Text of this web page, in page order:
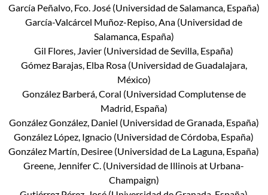
García Peñalvo, Fco. José (Universidad de Salamanca, España)
García-Valcárcel Muñoz-Repiso, Ana (Universidad de
Salamanca, España)
Gil Flores, Javier (Universidad de Sevilla, España)
Gómez Barajas, Elba Rosa (Universidad de Guadalajara,
México)
González Barberá, Coral (Universidad Complutense de
Madrid, España)
González González, Daniel (Universidad de Granada, España)
González López, Ignacio (Universidad de Córdoba, España)
González Martín, Desiree (Universidad de La Laguna, España)
Greene, Jennifer C. (Universidad de Illinois at Urbana-
Champaign)